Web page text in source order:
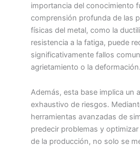
importancia del conocimiento
comprensión profunda de las
físicas del metal, como la
resistencia a la fatiga, puede
significativamente fallos
agrietamiento o la deformación.
Además, esta base implica un
exhaustivo de riesgos.
herramientas avanzadas de
predecir problemas y
de la producción, no solo se